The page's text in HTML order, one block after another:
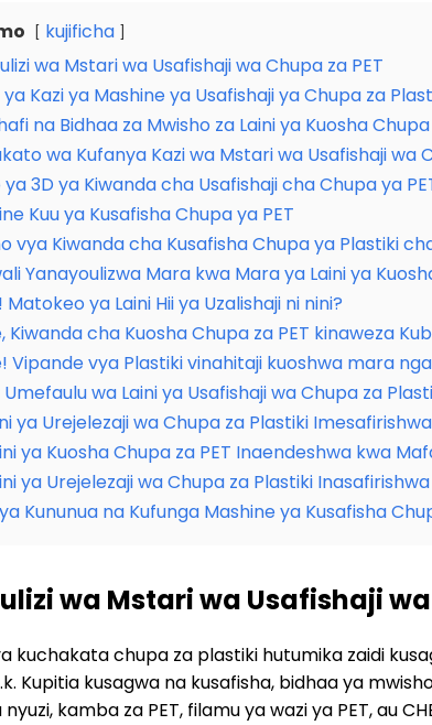
kujificha
wa Mstari wa Usafishaji wa Chupa za PET
Kazi ya Mashine ya Usafishaji ya Chupa za
na Bidhaa za Mwisho za Laini ya Kuosha Chupa
wa Kufanya Kazi wa Mstari wa Usafishaji wa
ya 3D ya Kiwanda cha Usafishaji cha Chupa ya
Kuu ya Kusafisha Chupa ya PET
vya Kiwanda cha Kusafisha Chupa ya Plastiki
Yanayoulizwa Mara kwa Mara ya Laini ya
Matokeo ya Laini Hii ya Uzalishaji ni nini?
Kiwanda cha Kuosha Chupa za PET kinaweza
Vipande vya Plastiki vinahitaji kuoshwa mara
wa Laini ya Usafishaji wa Chupa za
ya Urejelezaji wa Chupa za Plastiki
ya Kuosha Chupa za PET Inaendeshwa kwa
ya Urejelezaji wa Chupa za Plastiki
Kununua na Kufunga Mashine ya Kusafisha
wa Mstari wa Usafishaji wa
kuchakata chupa za plastiki hutumika zaidi
Kupitia kusagwa na kusafisha, bidhaa ya
kamba za PET, filamu ya wazi ya PET, au